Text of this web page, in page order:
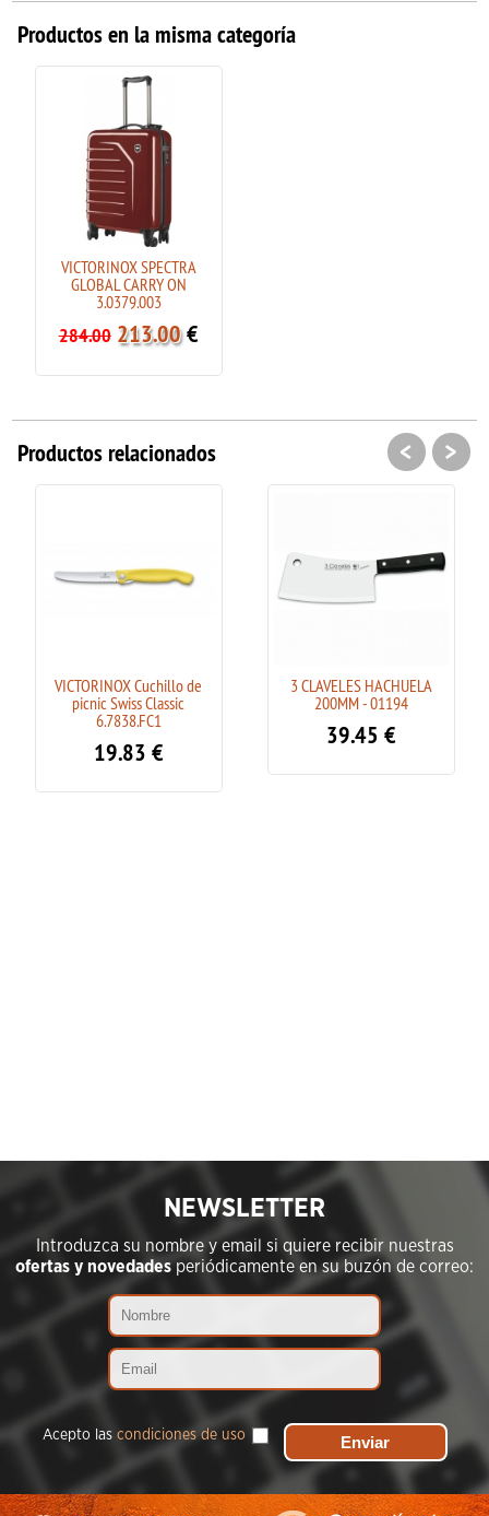
Productos en la misma categoría
VICTORINOX SPECTRA
GLOBAL CARRY ON
3.0379.003
284.00 213.00€
Productos relacionados
VICTORINOX Cuchillo de
picnic Swiss Classic
6.7838.FC1
19.83 €
3 CLAVELES HACHUELA
200MM - 01194
39.45 €
< >
NEWSLETTER
Introduzca su nombre y email si quiere recibir nuestras
ofertas y novedadesperiódicamente en su buzón de correo:
Acepto las condiciones de uso